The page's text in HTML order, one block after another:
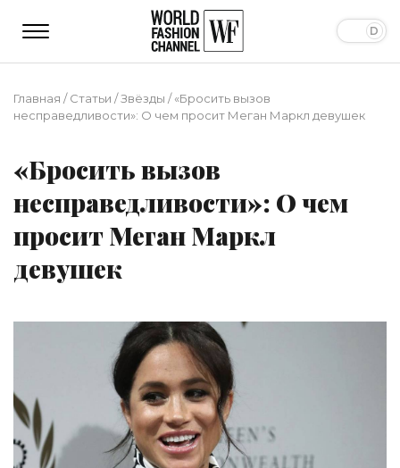
Главная /Статьи /Звёзды /«Бросить вызов
несправедливости»: О чем просит Меган Маркл девушек
«Бросить вызов
несправедливости»: О чем
просит Меган Маркл
девушек